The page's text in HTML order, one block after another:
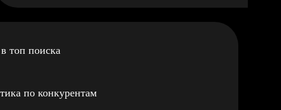
топ поиска
по конкурентам